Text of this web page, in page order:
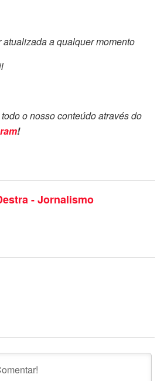
atualizada a qualquer momento
o nosso conteúdo através do
!
- Jornalismo